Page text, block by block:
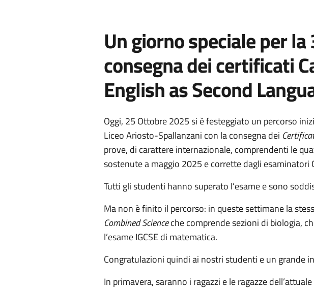
Un giorno speciale per
consegna dei certificati
English as Second
Oggi, 25 Ottobre 2025 si è festeggiato un percorso
Liceo Ariosto-Spallanzani con la consegna dei
prove, di carattere internazionale, comprendenti le
sostenute a maggio 2025 e corrette dagli
Tutti gli studenti hanno superato l’esame e sono
Ma non è finito il percorso: in queste settimane la
Combined Scienceche comprende sezioni di biologia,
l’esame IGCSE di matematica.
Congratulazioni quindi ai nostri studenti e un grande
In primavera, saranno i ragazzi e le ragazze